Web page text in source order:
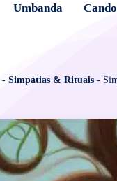
Umbanda
- Simpatias & Rituais -